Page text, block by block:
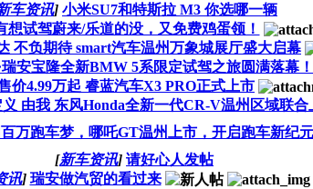
车资讯] 小米SU7和特斯拉 M3 你选哪一辆
想试驾蔚来/乐道的没，又免费鸡蛋领！
不负期待 smart汽车温州万象城展厅盛大启幕
瑞安宝隆全新BMW 5系限定试驾之旅圆满落幕！
价4.99万起 睿蓝汽车X3 PRO正式上市
由我 东风Honda全新一代CR-V温州区域联合
百万跑车梦，哪吒GT温州上市，开启跑车新纪元
[新车资讯] 请好心人发帖
讯] 瑞安做汽贸的看过来